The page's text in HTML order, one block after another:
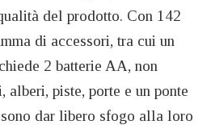
del prodotto. Con 142
di accessori, tra cui un
2 batterie AA, non
alberi, piste, porte e un ponte
dar libero sfogo alla loro